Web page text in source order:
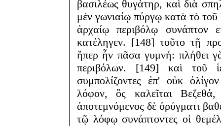
βασιλέως θυγάτηρ, καὶ διὰ
μὲν γωνιαίῳ πύργῳ κατὰ τὸ
ἀρχαίῳ περιβόλῳ συνάπτον
κατέληγεν. [148] τοῦτο τῇ
ἥπερ ἦν πᾶσα γυμνή: πλήθει
περιβόλων. [149] καὶ τοῦ
συμπολίζοντες ἐπ' οὐκ
λόφον, ὃς καλεῖται
ἀποτεμνόμενος δὲ ὀρύγματι
τῷ λόφῳ συνάπτοντες οἱ